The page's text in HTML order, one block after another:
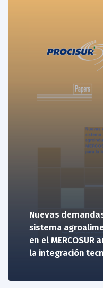
Nuevas
sistema
en el
la integración